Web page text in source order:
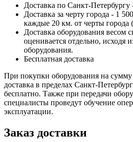
Доставка по Санкт-Петербургу
Доставка за черту города - 1
каждые 20 км. от черты
Доставка оборудования весом
оценивается отдельно, исходя
оборудования.
Бесплатная доставка
При покупки оборудования на
доставка в пределах Санкт-
бесплатно. Также при передачи
специалисты проведут обучение
эксплуатации.
Заказ доставки